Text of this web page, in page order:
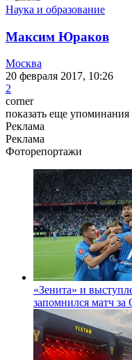
Наука и образование
Максим Юраков
Москва
20 февраля 2017, 10:26
2
corner
показать еще упоминания
Реклама
Реклама
Фоторепортажи
«Зенита» и
запомнился матч